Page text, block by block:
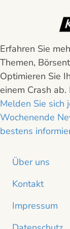
Erfahren Sie
Themen,
Optimieren Sie
einem Crash
Melden Sie sich
Wochenende
bestens
Über uns
Kontakt
Impressum